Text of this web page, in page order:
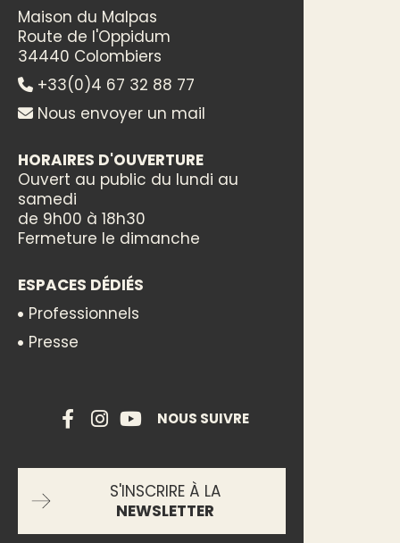
Maison du Malpas
Route de l'Oppidum
34440 Colombiers
+33(0)4 67 32 88 77
Nous envoyer un mail
HORAIRES D'OUVERTURE
Ouvert au public du lundi au
samedi
de 9h00 à 18h30
Fermeture le dimanche
ESPACES DÉDIÉS
Professionnels
Presse
NOUS SUIVRE
S'INSCRIRE À LA
NEWSLETTER